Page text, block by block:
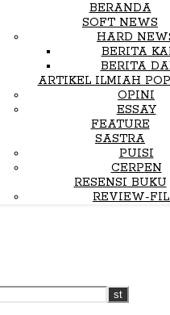
BERANDA
SOFT NEWS
HARD
BERITA
BERITA
ARTIKEL ILMIAH
OPINI
ESSAY
FEATURE
SASTRA
PUISI
CERPEN
RESENSI BUKU
REVIEW-